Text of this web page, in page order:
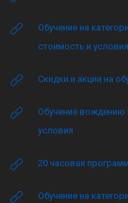
Обучение на
стоимость и условия
Скидки и акции на
Обучение вождению
условия
20 часовая
Обучение на